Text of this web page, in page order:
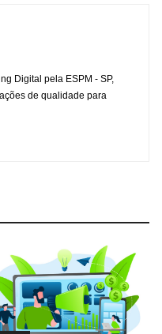
Digital pela ESPM - SP,
de qualidade para